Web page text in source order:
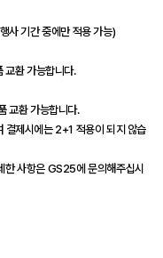
사 기간 중에만 적용 가능)
교환 가능합니다.
교환 가능합니다.
결제시에는 2+1 적용이 되지 않습
한 사항은 GS25에 문의해주십시